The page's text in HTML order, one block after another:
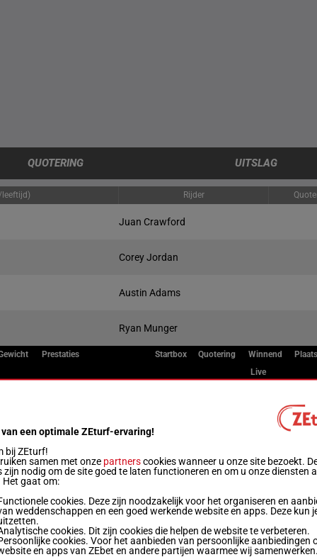
QUOTERING UITSLAG
leeftijd) Rijder
Juan Crawford
Corey Jordan
Austin Adams
Ryan Munger
Prestaties Startbox Quotering Winnend
Plaats
Live
53 kg 6p 6p 3p 1p 3p
kg 4p 5p 3p 3p 5p
kg 2p (24) 5p 7p 8p 5p 4
een optimale ZEturf-ervaring!
bij ZEturf!
samen met onze partnerscookies wanneer u onze site bezoekt.
zijn nodig om de site goed te laten functioneren en om u onze diensten
Het gaat om:
cookies. Deze zijn noodzakelijk voor het organiseren en
weddenschappen en een goed werkende website en apps. Deze kun
cookies. Dit zijn cookies die helpen de website te verbeteren.
cookies. Voor het aanbieden van persoonlijke aanbiedingen
en apps van ZEbet en andere partijen waarmee wij